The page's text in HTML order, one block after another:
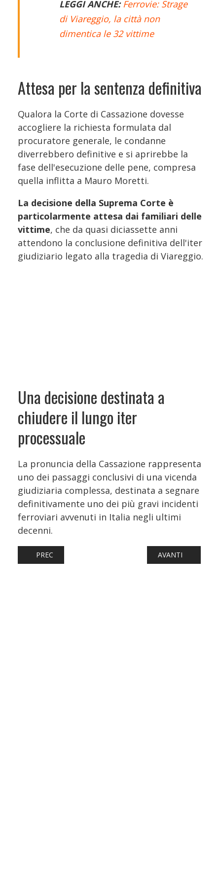
LEGGI ANCHE: Ferrovie: Strage
di Viareggio, la città non
dimentica le 32 vittime
Attesa per la sentenza definitiva
Qualora la Corte di Cassazione dovesse
accogliere la richiesta formulata dal
procuratore generale, le condanne
diverrebbero definitive e si aprirebbe la
fase dell'esecuzione delle pene, compresa
quella inflitta a Mauro Moretti.
La decisione della Suprema Corte è
particolarmente attesa dai familiari delle
vittime, che da quasi diciassette anni
attendono la conclusione definitiva dell'iter
giudiziario legato alla tragedia di Viareggio.
Una decisione destinata a
chiudere il lungo iter
processuale
La pronuncia della Cassazione rappresenta
uno dei passaggi conclusivi di una vicenda
giudiziaria complessa, destinata a segnare
definitivamente uno dei più gravi incidenti
ferroviari avvenuti in Italia negli ultimi
decenni.
ARTICOLO PRECEDENTE: CALABRIA, DA METÀ LUGLIO
PREC ARTICOLO
AVANTI